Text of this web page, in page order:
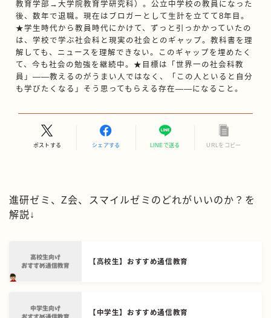
教育学部→大学院教育学研究科）。公立中学校の教員になった
後、数年で退職。現在はブロガーとして生計を立てて8年目。
★学生時代から教員時代にかけて、ずっと引っかかっていたの
は、学校で学ぶ社会科と現実の社会とのギャップ。教科書を理
解しても、ニュースを理解できない。このギャップを埋めたく
て、今も社会の勉強を継続中。★目標は「世界一の社会科教
員」——教えるのがうまい人ではなく、「この人といると自分
も学びたくなる」そう思ってもらえる存在——になること。
ポストする シェアする LINEで送る URLをコピー
進研ゼミ、Z会、スマイルゼミのどれがいいのか？を
解説↓
【高校生】おすすめ通信教育
【中学生】おすすめ通信教育